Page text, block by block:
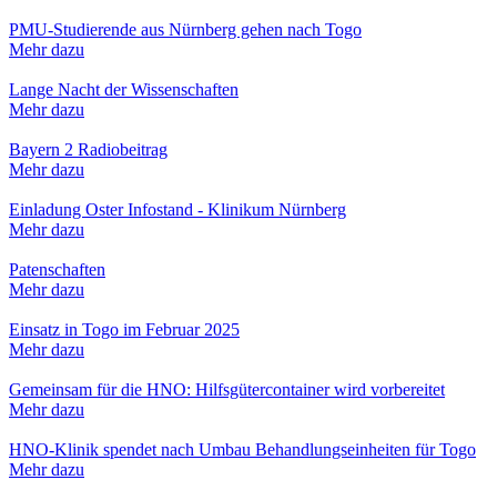
PMU-Studierende aus Nürnberg gehen nach Togo
Mehr dazu
Lange Nacht der Wissenschaften
Mehr dazu
Bayern 2 Radiobeitrag
Mehr dazu
Einladung Oster Infostand - Klinikum Nürnberg
Mehr dazu
Patenschaften
Mehr dazu
Einsatz in Togo im Februar 2025
Mehr dazu
Gemeinsam für die HNO: Hilfsgütercontainer wird vorbereitet
Mehr dazu
HNO-Klinik spendet nach Umbau Behandlungseinheiten für Togo
Mehr dazu